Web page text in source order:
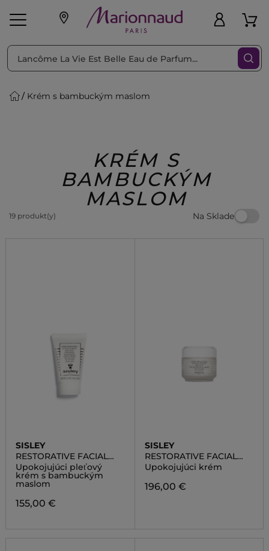
pleť Líčenie Vône
Beauty Zl'avy
Krém s bambuckým maslom
KRÉM S
BAMBUCKÝM
MASLOM
19 produkt(y) Na Sklade
Triediť podľa Filtrovať
SISLEY
RESTORATIVE FACIAL
CREAM
Upokojujúci pleťový
krém s bambuckým
maslom
155,00 €
SISLEY
RESTORATIVE FACIAL
CREAM
Upokojujúci krém
196,00 €